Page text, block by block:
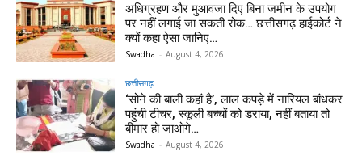
अधिग्रहण और मुआवजा दिए बिना जमीन के उपयोग
पर नहीं लगाई जा सकती रोक… छत्तीसगढ़ हाईकोर्ट ने
क्यों कहा ऐसा जानिए…
Swadha - August 4, 2026
छत्तीसगढ़
‘सोने की बाली कहां है’, लाल कपड़े में नारियल बांधकर
पहुंची टीचर, स्कूली बच्चों को डराया, नहीं बताया तो
बीमार हो जाओगे…
Swadha - August 4, 2026